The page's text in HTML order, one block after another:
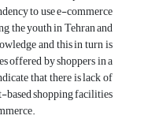
to use e-commerce
the youth in Tehran and
and this in turn is
offered by shoppers in a
that there is lack of
based shopping facilities